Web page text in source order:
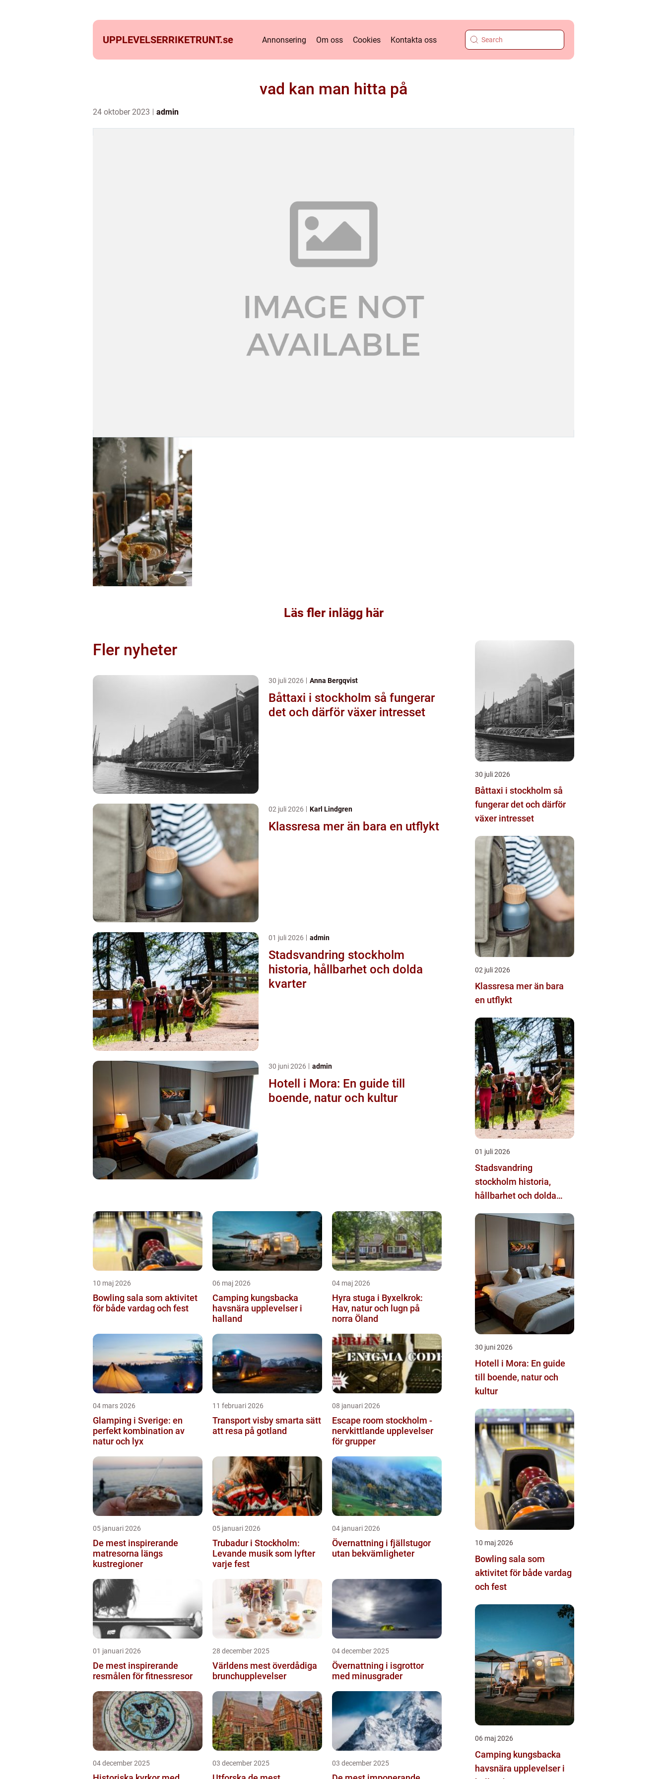
UPPLEVELSERRIKETRUNT.se Annonsering Om oss Cookies Kontakta oss
vad kan man hitta på
24 oktober 2023 admin
Läs fler inlägg här
Fler nyheter
30 juli 2026 Anna Bergqvist
Båttaxi i stockholm så fungerar
det och därför växer intresset
02 juli 2026 Karl Lindgren
Klassresa mer än bara en utflykt
01 juli 2026 admin
Stadsvandring stockholm
historia, hållbarhet och dolda
kvarter
30 juni 2026 admin
Hotell i Mora: En guide till
boende, natur och kultur
10 maj 2026
Bowling sala som aktivitet
för både vardag och fest
06 maj 2026
Camping kungsbacka
havsnära upplevelser i
halland
04 maj 2026
Hyra stuga i Byxelkrok:
Hav, natur och lugn på
norra Öland
04 mars 2026
Glamping i Sverige: en
perfekt kombination av
natur och lyx
11 februari 2026
Transport visby smarta sätt
att resa på gotland
08 januari 2026
Escape room stockholm -
nervkittlande upplevelser
för grupper
05 januari 2026
De mest inspirerande
matresorna längs
kustregioner
05 januari 2026
Trubadur i Stockholm:
Levande musik som lyfter
varje fest
04 januari 2026
Övernattning i fjällstugor
utan bekvämligheter
01 januari 2026
De mest inspirerande
resmålen för fitnessresor
28 december 2025
Världens mest överdådiga
brunchupplevelser
04 december 2025
Övernattning i isgrottor
med minusgrader
04 december 2025 03 december 2025 03 december 2025
30 juli 2026
Båttaxi i stockholm så
fungerar det och därför
växer intresset
02 juli 2026
Klassresa mer än bara
en utflykt
01 juli 2026
Stadsvandring
stockholm historia,
hållbarhet och dolda
30 juni 2026
Hotell i Mora: En guide
till boende, natur och
kultur
10 maj 2026
Bowling sala som
aktivitet för både vardag
och fest
06 maj 2026
Camping kungsbacka
havsnära upplevelser i